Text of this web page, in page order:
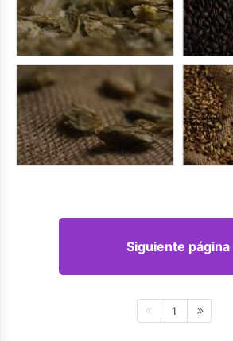
Siguiente página
1